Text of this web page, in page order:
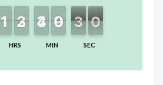
HRS
1
1
1
1 2
2
3
3
MIN
3
3
4
4 9
9
0
0
SEC
3
2
2 0
9
9